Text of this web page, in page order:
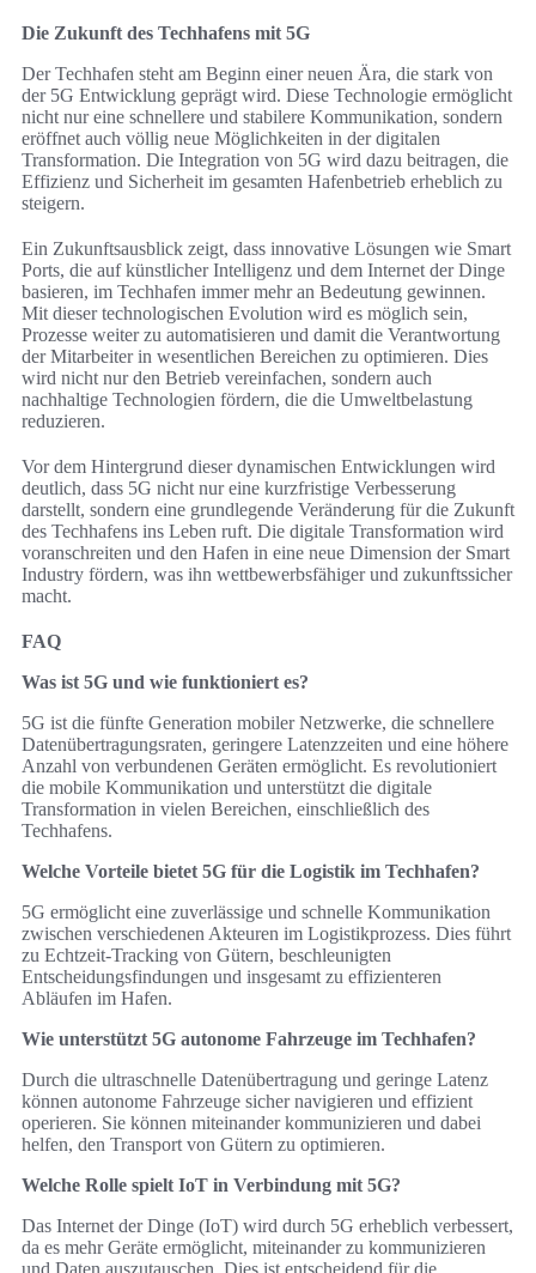
Die Zukunft des Techhafens mit 5G
Der Techhafen steht am Beginn einer neuen Ära, die stark von
der 5G Entwicklung geprägt wird. Diese Technologie ermöglicht
nicht nur eine schnellere und stabilere Kommunikation, sondern
eröffnet auch völlig neue Möglichkeiten in der digitalen
Transformation. Die Integration von 5G wird dazu beitragen, die
Effizienz und Sicherheit im gesamten Hafenbetrieb erheblich zu
steigern.
Ein Zukunftsausblick zeigt, dass innovative Lösungen wie Smart
Ports, die auf künstlicher Intelligenz und dem Internet der Dinge
basieren, im Techhafen immer mehr an Bedeutung gewinnen.
Mit dieser technologischen Evolution wird es möglich sein,
Prozesse weiter zu automatisieren und damit die Verantwortung
der Mitarbeiter in wesentlichen Bereichen zu optimieren. Dies
wird nicht nur den Betrieb vereinfachen, sondern auch
nachhaltige Technologien fördern, die die Umweltbelastung
reduzieren.
Vor dem Hintergrund dieser dynamischen Entwicklungen wird
deutlich, dass 5G nicht nur eine kurzfristige Verbesserung
darstellt, sondern eine grundlegende Veränderung für die Zukunft
des Techhafens ins Leben ruft. Die digitale Transformation wird
voranschreiten und den Hafen in eine neue Dimension der Smart
Industry fördern, was ihn wettbewerbsfähiger und zukunftssicher
macht.
FAQ
Was ist 5G und wie funktioniert es?
5G ist die fünfte Generation mobiler Netzwerke, die schnellere
Datenübertragungsraten, geringere Latenzzeiten und eine höhere
Anzahl von verbundenen Geräten ermöglicht. Es revolutioniert
die mobile Kommunikation und unterstützt die digitale
Transformation in vielen Bereichen, einschließlich des
Techhafens.
Welche Vorteile bietet 5G für die Logistik im Techhafen?
5G ermöglicht eine zuverlässige und schnelle Kommunikation
zwischen verschiedenen Akteuren im Logistikprozess. Dies führt
zu Echtzeit-Tracking von Gütern, beschleunigten
Entscheidungsfindungen und insgesamt zu effizienteren
Abläufen im Hafen.
Wie unterstützt 5G autonome Fahrzeuge im Techhafen?
Durch die ultraschnelle Datenübertragung und geringe Latenz
können autonome Fahrzeuge sicher navigieren und effizient
operieren. Sie können miteinander kommunizieren und dabei
helfen, den Transport von Gütern zu optimieren.
Welche Rolle spielt IoT in Verbindung mit 5G?
Das Internet der Dinge (IoT) wird durch 5G erheblich verbessert,
da es mehr Geräte ermöglicht, miteinander zu kommunizieren